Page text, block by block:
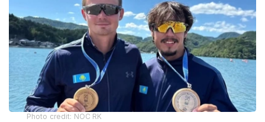
Photo credit: NOC RK